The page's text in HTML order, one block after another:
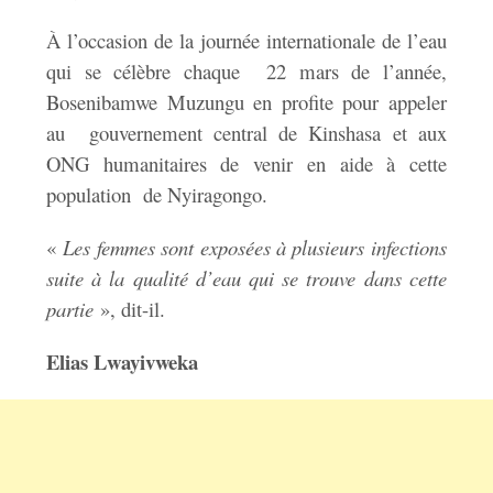
À l’occasion de la journée internationale de l’eau
qui se célèbre chaque 22 mars de l’année,
Bosenibamwe Muzungu en profite pour appeler
au gouvernement central de Kinshasa et aux
ONG humanitaires de venir en aide à cette
population de Nyiragongo.
« Les femmes sont exposées à plusieurs infections
suite à la qualité d’eau qui se trouve dans cette
partie », dit-il.
Elias Lwayivweka